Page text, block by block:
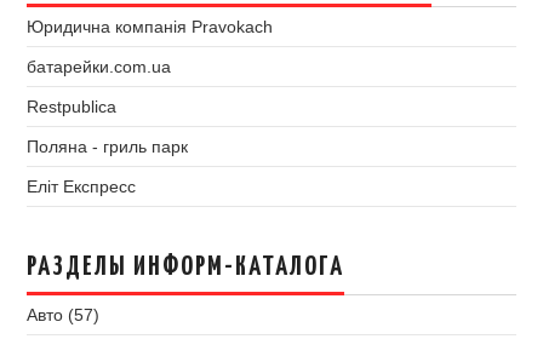
Юридична компанія Pravokach
батарейки.com.ua
Restpublica
Поляна - гриль парк
Еліт Експресс
РАЗДЕЛЫ ИНФОРМ-КАТАЛОГА
Авто (57)